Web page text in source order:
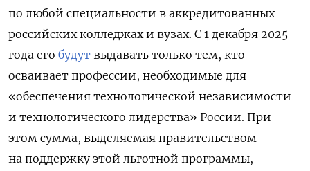
по любой специальности в аккредитованных
российских колледжах и вузах. С 1 декабря 2025
года его будут выдавать только тем, кто
осваивает профессии, необходимые для
«обеспечения технологической независимости
и технологического лидерства» России. При
этом сумма, выделяемая правительством
на поддержку этой льготной программы,